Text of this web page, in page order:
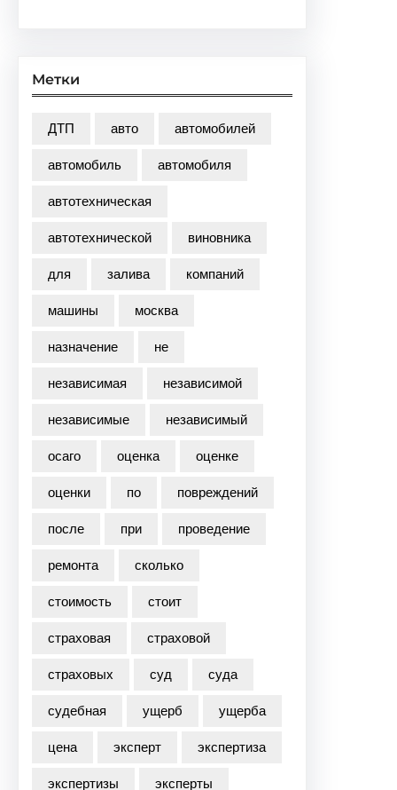
Метки
ДТП авто
автомобилей
автомобиль
автомобиля
автотехническая
автотехнической
виновника
для
залива
компаний
машины
москва
назначение
не
независимая
независимой
независимые
независимый
осаго
оценка
оценке
оценки
по
повреждений
после
при
проведение
ремонта
сколько
стоимость
стоит
страховая
страховой
страховых
суд
суда
судебная
ущерб
ущерба
цена
эксперт
экспертиза
экспертизы
эксперты